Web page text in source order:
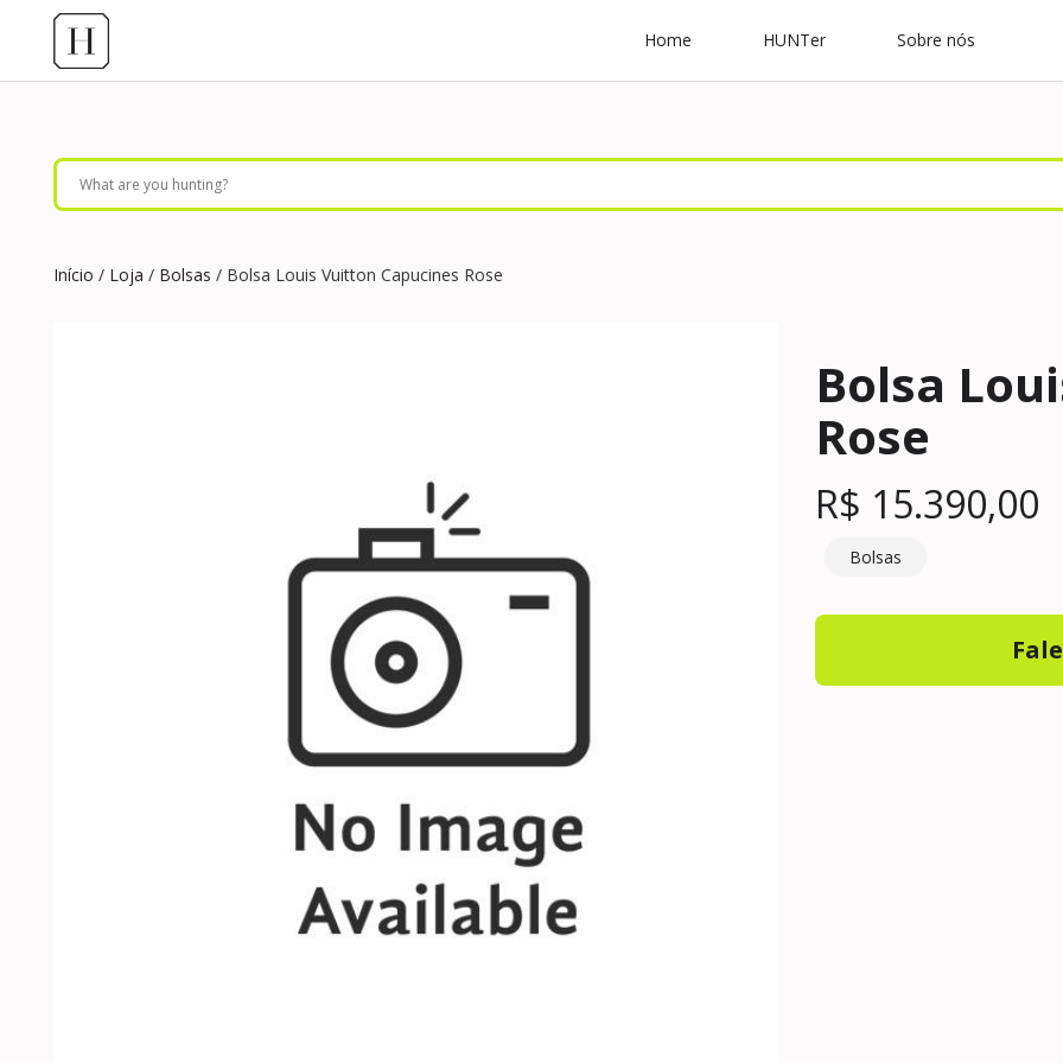
Home HUNTer Sobre nós
Início / Loja / Bolsas / Bolsa Louis Vuitton Capucines Rose
Bolsa
Rose
R$ 15.390,00
Bolsas